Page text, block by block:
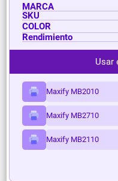
MARCA
SKU
COLOR
Rendimiento
Usar
Maxify MB2010
Maxify MB2710
Maxify MB2110